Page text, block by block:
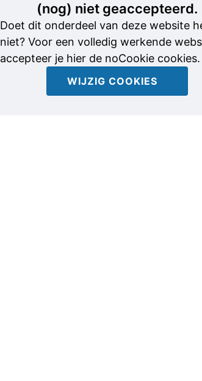
(nog) niet geaccepteerd.
Doet dit onderdeel van deze website
niet? Voor een volledig werkende
accepteer je hier de noCookie cookies.
WIJZIG COOKIES